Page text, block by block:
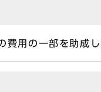
用の一部を助成し